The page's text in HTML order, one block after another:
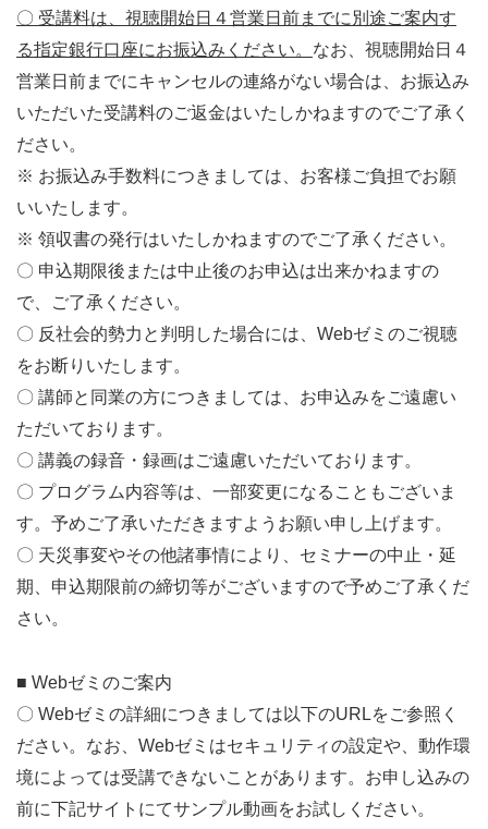
〇 受講料は、視聴開始日４営業日前までに別途ご案内す
る指定銀行口座にお振込みください。 なお、視聴開始日４
営業日前までにキャンセルの連絡がない場合は、お振込み
いただいた受講料のご返金はいたしかねますのでご了承く
ださい。
※ お振込み手数料につきましては、お客様ご負担でお願
いいたします。
※ 領収書の発行はいたしかねますのでご了承ください。
〇 申込期限後または中止後のお申込は出来かねますの
で、ご了承ください。
〇 反社会的勢力と判明した場合には、 Webゼミのご視聴
をお断りいたします。
〇 講師と同業の方につきましては、お申込みをご遠慮い
ただいております。
〇 講義の録音・録画はご遠慮いただいております。
〇 プログラム内容等は、一部変更になることもございま
す。予めご了承いただきますようお願い申し上げます。
〇 天災事変やその他諸事情により、セミナーの中止・延
期、申込期限前の締切等がございますので予めご了承くだ
さい。
■ Webゼミのご案内
〇 Webゼミの詳細につきましては以下のURLをご参照く
ださい。なお、Webゼミはセキュリティの設定や、動作環
境によっては受講できないことがあります。お申し込みの
前に下記サイトにてサンプル動画をお試しください。